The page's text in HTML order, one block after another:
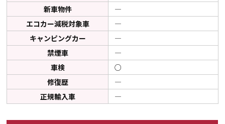
新車物件
―
エコカー減税対象車
―
キャンピングカー
―
禁煙車
―
車検
○
修復歴
―
正規輸入車
―